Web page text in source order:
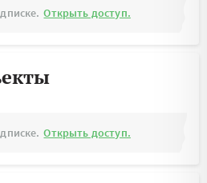
Открыть доступ.
Открыть доступ.